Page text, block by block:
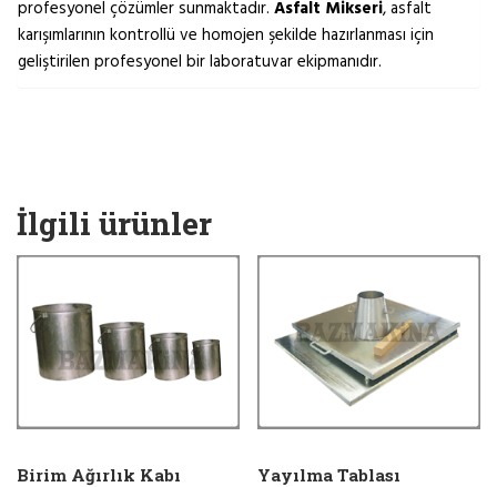
profesyonel çözümler sunmaktadır. Asfalt Mikseri, asfalt
karışımlarının kontrollü ve homojen şekilde hazırlanması için
geliştirilen profesyonel bir laboratuvar ekipmanıdır.
İlgili ürünler
Birim Ağırlık Kabı Yayılma Tablası